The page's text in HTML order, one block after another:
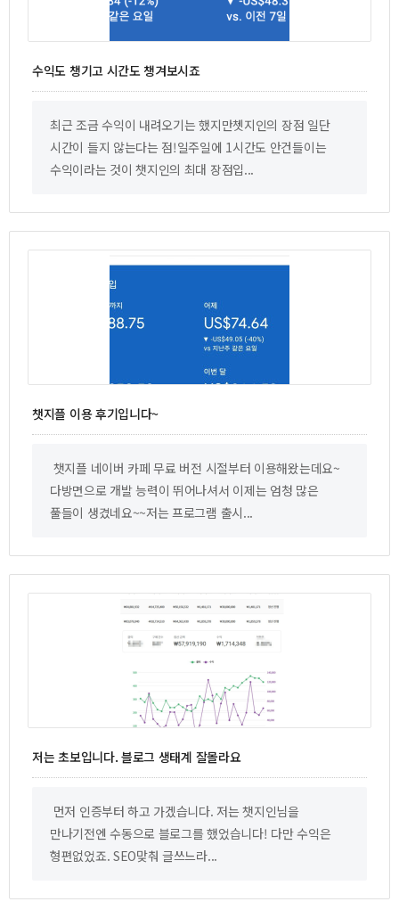
수익도 챙기고 시간도 챙겨보시죠
최근 조금 수익이 내려오기는 했지만쳇지인의 장점 일단
시간이 들지 않는다는 점!일주일에 1시간도 안건들이는
수익이라는 것이 챗지인의 최대 장점입...
챗지플 이용 후기입니다~
챗지플 네이버 카페 무료 버전 시절부터 이용해왔는데요~
다방면으로 개발 능력이 뛰어나셔서 이제는 엄청 많은
풀들이 생겼네요~~저는 프로그램 출시...
저는 초보입니다. 블로그 생태계 잘몰라요
먼저 인증부터 하고 가겠습니다. 저는 챗지인님을
만나기전엔 수동으로 블로그를 했었습니다! 다만 수익은
형편없었죠. SEO맞춰 글쓰느라...